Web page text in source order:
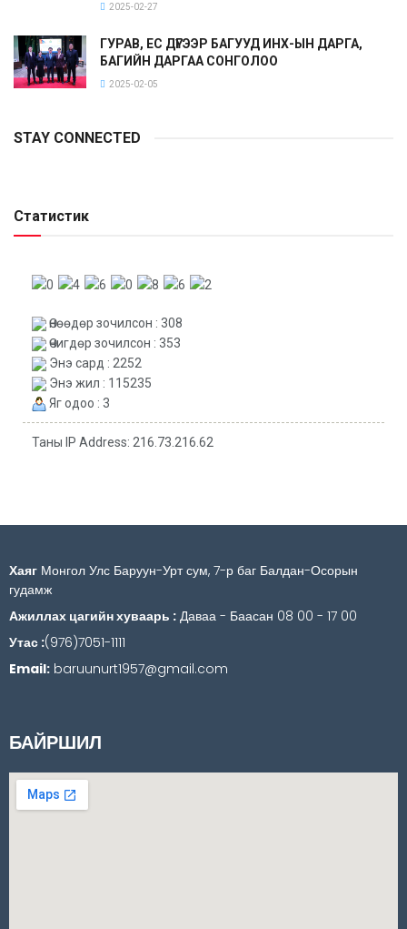
2025-02-27
ГУРАВ, ЕС ДҮГЭЭР БАГУУД ИНХ-ЫН ДАРГА,
БАГИЙН ДАРГАА СОНГОЛОО
2025-02-05
STAY CONNECTED
Статистик
Өнөөдөр зочилсон : 308
Өчигдөр зочилсон : 353
Энэ сард : 2252
Энэ жил : 115235
Яг одоо : 3
Таны IP Address: 216.73.216.62
Хаяг Монгол Улс Баруун-Урт сум, 7-р баг Балдан-Осорын
гудамж
Ажиллах цагийн хуваарь : Даваа - Баасан 08 00 - 17 00
Утас :(976)7051-1111
Email: baruunurt1957@gmail.com
БАЙРШИЛ